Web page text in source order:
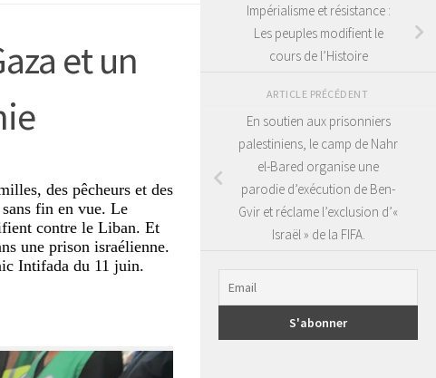
et un
des pêcheurs et des
fin en vue. Le
contre le Liban. Et
une prison israélienne.
Intifada du 11 juin.
Impérialisme et résistance :
Les peuples modifient le
cours de l’Histoire
ARTICLE PRÉCÉDENT
En soutien aux prisonniers
palestiniens, le camp de Nahr
el-Bared organise une
parodie d’exécution de Ben-
Gvir et réclame l’exclusion d’«
Israël » de la FIFA.